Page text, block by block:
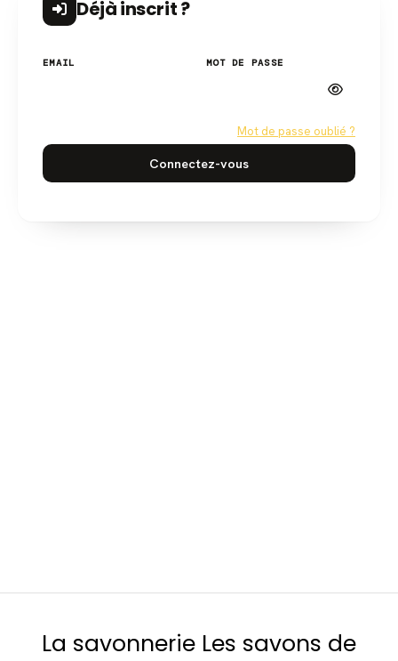
Déjà inscrit ?
EMAIL MOT DE PASSE
Mot de passe oublié ?
Connectez-vous
La savonnerie Les savons de